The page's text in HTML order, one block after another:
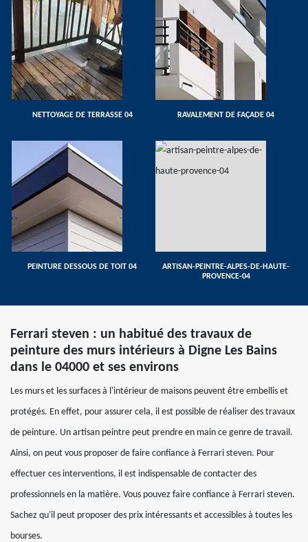
NETTOYAGE DE TERRASSE 04 RAVALEMENT DE FAÇADE 04
PEINTURE DESSOUS DE TOIT 04
ARTISAN-PEINTRE-ALPES-DE-HAUTE-
PROVENCE-04
Ferrari steven : un habitué des travaux de
peinture des murs intérieurs à Digne Les Bains
dans le 04000 et ses environs
Les murs et les surfaces à l'intérieur de maisons peuvent être embellis et
protégés. En effet, pour assurer cela, il est possible de réaliser des travaux
de peinture. Un artisan peintre peut prendre en main ce genre de travail.
Ainsi, on peut vous proposer de faire confiance à Ferrari steven. Pour
effectuer ces interventions, il est indispensable de contacter des
professionnels en la matière. Vous pouvez faire confiance à Ferrari steven.
Sachez qu'il peut proposer des prix intéressants et accessibles à toutes les
bourses.